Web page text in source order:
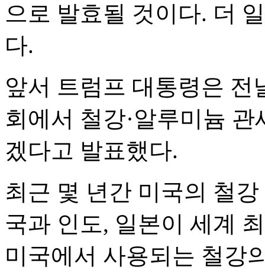
으로 발효될 것이다. 더
다.
앞서 트럼프 대통령은
회에서 철강·알루미늄
겠다고 발표했다.
최근 몇 년간 미국의 철
국과 인도, 일본이 세계
미국에서 사용되는 철강